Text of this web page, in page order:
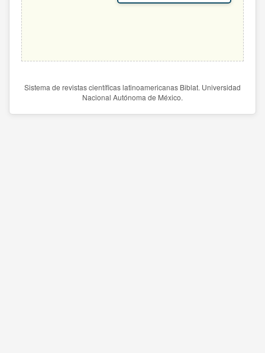
Sistema de revistas científicas latinoamericanas Biblat. Universidad
Nacional Autónoma de México.